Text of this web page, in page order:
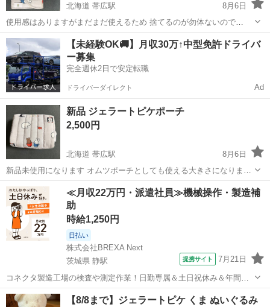
北海道 帯広駅
8月6日
使用感はありますがまだまだ使えるため 捨てるのが勿体ないので
USED品として理解ある方に使って頂けると嬉しいです
北海道 帯広市 帯広駅 マタニティ用品
【未経験OK🚚】月収30万↑中型免許ドライバ
ー募集
完全週休2日で安定転職
ドライバーダイレクト Ad
新品 ジェラートピケポーチ
2,500円
北海道 帯広駅
8月6日
新品未使用になります オムツポーチとしても使える大きさになります
使わなかったためお譲り出来ればと思います
北海道 帯広市 帯広駅 その他
≪月収22万円・派遣社員≫機械操作・製造補
助
時給1,250円
日払い
株式会社BREXA Next
茨城県 静駅
提携サイト 7月21日
コネクタ製造工場の検査や測定作業！日勤専属＆土日祝休み＆年間休
日128日★クリーンルーム内作業★マイカー通勤OK＆無料駐車場あり
★就業先食堂利用可！日払い制度あり！《茨城県常陸大宮市》 人気の
茨城 常陸大宮市 静駅
【8/8まで】ジェラートピケ くま ぬいぐるみ